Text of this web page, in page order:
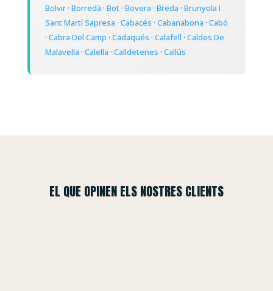
Bolvir· Borredà · Bot· Bovera · Breda · Brunyola I
Sant Martí Sapresa · Cabacés · Cabanabona · Cabó
· Cabra Del Camp · Cadaqués · Calafell · Caldes De
Malavella · Calella · Calldetenes · Callús
EL QUE OPINEN ELS NOSTRES CLIENTS